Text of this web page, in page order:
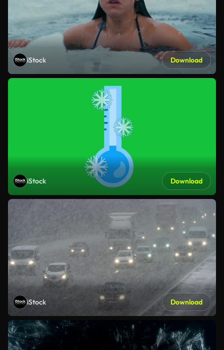
iStock Download
iStock Download
iStock Download